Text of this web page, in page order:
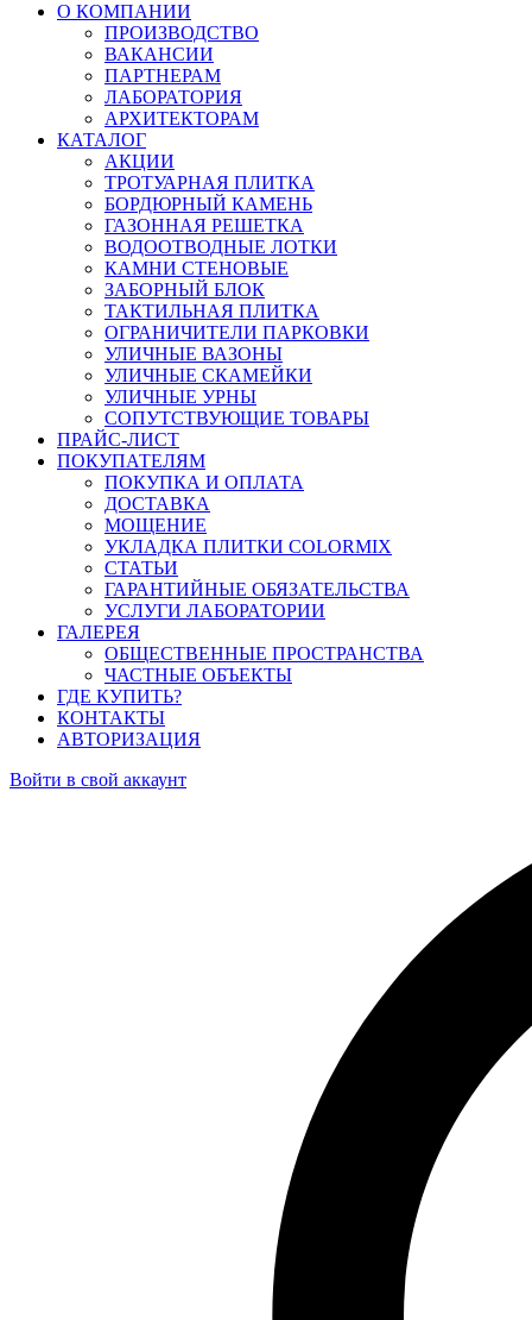
О КОМПАНИИ
ПРОИЗВОДСТВО
ВАКАНСИИ
ПАРТНЕРАМ
ЛАБОРАТОРИЯ
АРХИТЕКТОРАМ
КАТАЛОГ
АКЦИИ
ТРОТУАРНАЯ ПЛИТКА
БОРДЮРНЫЙ КАМЕНЬ
ГАЗОННАЯ РЕШЕТКА
ВОДООТВОДНЫЕ ЛОТКИ
КАМНИ СТЕНОВЫЕ
ЗАБОРНЫЙ БЛОК
ТАКТИЛЬНАЯ ПЛИТКА
ОГРАНИЧИТЕЛИ ПАРКОВКИ
УЛИЧНЫЕ ВАЗОНЫ
УЛИЧНЫЕ СКАМЕЙКИ
УЛИЧНЫЕ УРНЫ
СОПУТСТВУЮЩИЕ ТОВАРЫ
ПРАЙС-ЛИСТ
ПОКУПАТЕЛЯМ
ПОКУПКА И ОПЛАТА
ДОСТАВКА
МОЩЕНИЕ
УКЛАДКА ПЛИТКИ COLORMIX
СТАТЬИ
ГАРАНТИЙНЫЕ ОБЯЗАТЕЛЬСТВА
УСЛУГИ ЛАБОРАТОРИИ
ГАЛЕРЕЯ
ОБЩЕСТВЕННЫЕ ПРОСТРАНСТВА
ЧАСТНЫЕ ОБЪЕКТЫ
ГДЕ КУПИТЬ?
КОНТАКТЫ
АВТОРИЗАЦИЯ
Войти в свой аккаунт